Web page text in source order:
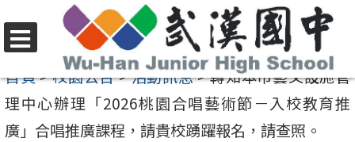
至
要
內
選
單
首頁>校園公告>活動訊息>轉知本市藝文設施管
理中心辦理「2026桃園合唱藝術節－入校教育推
廣」合唱推廣課程，請貴校踴躍報名，請查照。